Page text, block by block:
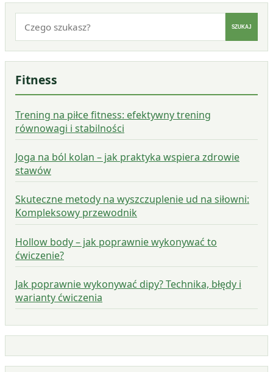
Szukaj:
SZUKAJ
Fitness
Trening na piłce fitness: efektywny trening
równowagi i stabilności
Joga na ból kolan – jak praktyka wspiera zdrowie
stawów
Skuteczne metody na wyszczuplenie ud na siłowni:
Kompleksowy przewodnik
Hollow body – jak poprawnie wykonywać to
ćwiczenie?
Jak poprawnie wykonywać dipy? Technika, błędy i
warianty ćwiczenia